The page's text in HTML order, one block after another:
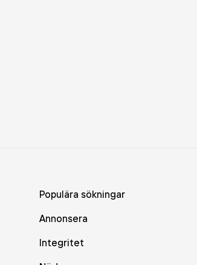
Populära sökningar
Annonsera
Integritet